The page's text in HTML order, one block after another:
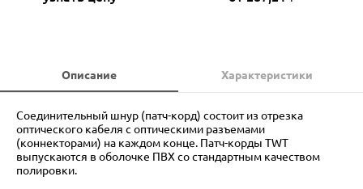
Описание Характеристики
Соединительный шнур (патч-корд) состоит из отрезка
оптического кабеля с оптическими разъемами
(коннекторами) на каждом конце. Патч-корды TWT
выпускаются в оболочке ПВХ со стандартным качеством
полировки.